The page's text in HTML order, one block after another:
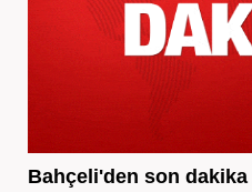
Bahçeli'den son dakika